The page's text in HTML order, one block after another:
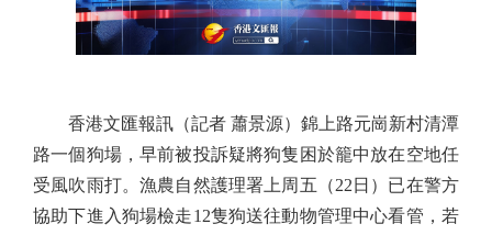
香港文匯報訊（記者 蕭景源）錦上路元崗新村清潭
路一個狗場，早前被投訴疑將狗隻困於籠中放在空地任
受風吹雨打。漁農自然護理署上周五（22日）已在警方
協助下進入狗場檢走12隻狗送往動物管理中心看管，若